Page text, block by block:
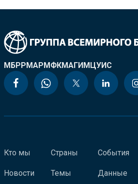
МБРРМАРМФКМАГИМЦУИС
Кто мы
Новости
Страны
Темы
События
Данные